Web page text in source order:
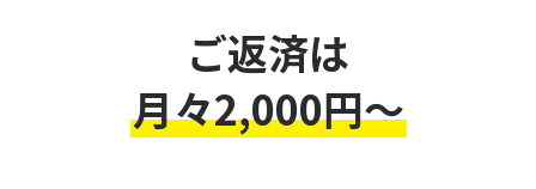
ご返済は
月々2,000円～